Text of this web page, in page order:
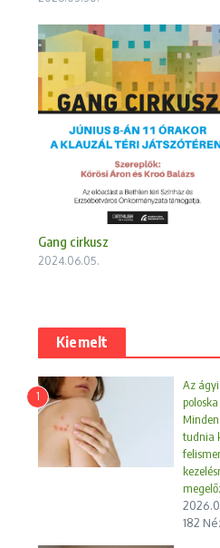
Gang cirkusz
2024.06.05.
Kiemelt
1
Az ágyi
poloska
tudnia
182